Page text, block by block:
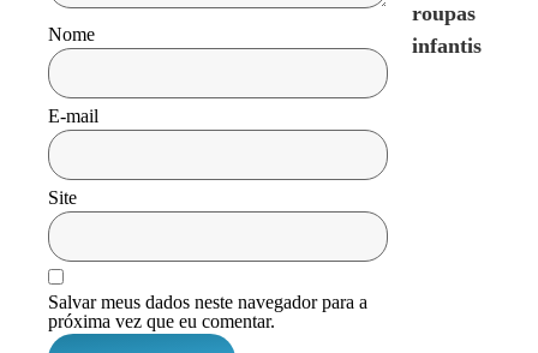
Nome
E-mail
Site
Salvar meus dados neste navegador para a
próxima vez que eu comentar.
roupas
infantis